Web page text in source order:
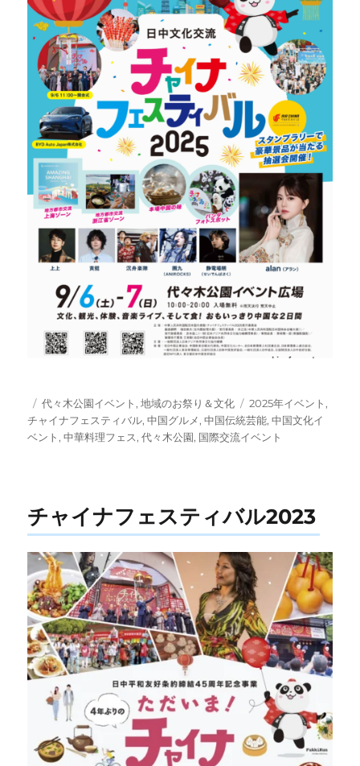
投
稿
日:
カ
テ
ゴ
代々木公園イベント ,地域のお祭り＆文化
タ
グ
2025年イベント ,
チャイナフェスティバル,中国グルメ,中国伝統芸能,中国文化イ
ベント ,中華料理フェス,代々木公園, 国際交流イベント
チャイナフェスティバル2023